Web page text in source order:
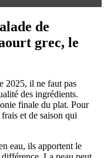
de
grec, le
2025, il ne faut pas
des ingrédients.
finale du plat. Pour
et de saison qui
eau, ils apportent le